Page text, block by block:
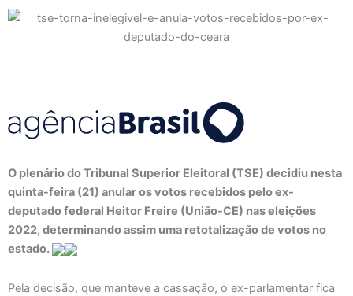
O plenário do Tribunal Superior Eleitoral (TSE) decidiu nesta
quinta-feira (21) anular os votos recebidos pelo ex-
deputado federal Heitor Freire (União-CE) nas eleições
2022, determinando assim uma retotalização de votos no
estado.
Pela decisão, que manteve a cassação, o ex-parlamentar fica